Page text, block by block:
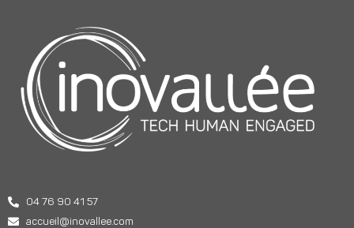
04 76 90 41 57
accueil@inovallee.com